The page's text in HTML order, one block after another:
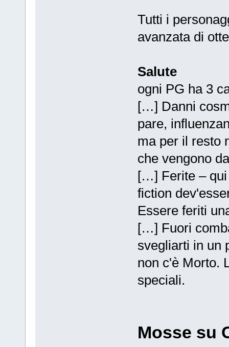
Tutti i
avanzata di
Salute
ogni PG ha 3
[…] Danni
pare,
ma per il resto
che vengono
[…] Ferite – qui
fiction
Essere feriti
[…] Fuori
svegliarti in un
non c'è Morto.
speciali.
Mosse su